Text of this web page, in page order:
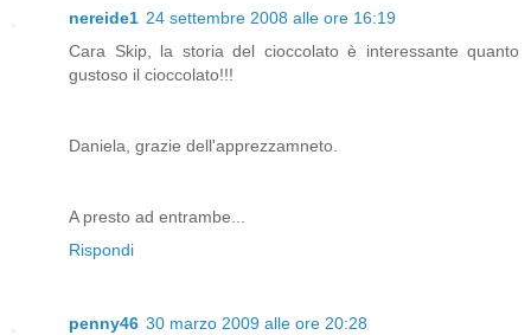
nereide1 24 settembre 2008 alle ore 16:19
Cara Skip, la storia del cioccolato è interessante quanto
gustoso il cioccolato!!!
Daniela, grazie dell'apprezzamneto.
A presto ad entrambe...
Rispondi
penny46 30 marzo 2009 alle ore 20:28